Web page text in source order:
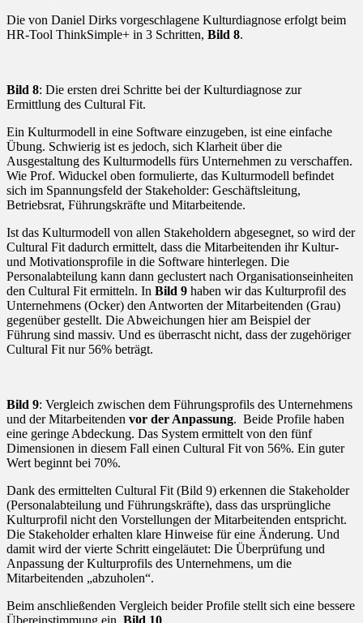
Die von Daniel Dirks vorgeschlagene Kulturdiagnose erfolgt beim
HR-Tool ThinkSimple+ in 3 Schritten, Bild 8.
Bild 8: Die ersten drei Schritte bei der Kulturdiagnose zur
Ermittlung des Cultural Fit.
Ein Kulturmodell in eine Software einzugeben, ist eine einfache
Übung. Schwierig ist es jedoch, sich Klarheit über die
Ausgestaltung des Kulturmodells fürs Unternehmen zu verschaffen.
Wie Prof. Widuckel oben formulierte, das Kulturmodell befindet
sich im Spannungsfeld der Stakeholder: Geschäftsleitung,
Betriebsrat, Führungskräfte und Mitarbeitende.
Ist das Kulturmodell von allen Stakeholdern abgesegnet, so wird der
Cultural Fit dadurch ermittelt, dass die Mitarbeitenden ihr Kultur-
und Motivationsprofile in die Software hinterlegen. Die
Personalabteilung kann dann geclustert nach Organisationseinheiten
den Cultural Fit ermitteln. In Bild 9 haben wir das Kulturprofil des
Unternehmens (Ocker) den Antworten der Mitarbeitenden (Grau)
gegenüber gestellt. Die Abweichungen hier am Beispiel der
Führung sind massiv. Und es überrascht nicht, dass der zugehöriger
Cultural Fit nur 56% beträgt.
Bild 9: Vergleich zwischen dem Führungsprofils des Unternehmens
und der Mitarbeitenden vor der Anpassung. Beide Profile haben
eine geringe Abdeckung. Das System ermittelt von den fünf
Dimensionen in diesem Fall einen Cultural Fit von 56%. Ein guter
Wert beginnt bei 70%.
Dank des ermittelten Cultural Fit (Bild 9) erkennen die Stakeholder
(Personalabteilung und Führungskräfte), dass das ursprüngliche
Kulturprofil nicht den Vorstellungen der Mitarbeitenden entspricht.
Die Stakeholder erhalten klare Hinweise für eine Änderung. Und
damit wird der vierte Schritt eingeläutet: Die Überprüfung und
Anpassung der Kulturprofils des Unternehmens, um die
Mitarbeitenden „abzuholen“.
Beim anschließenden Vergleich beider Profile stellt sich eine bessere
Übereinstimmung ein, Bild 10